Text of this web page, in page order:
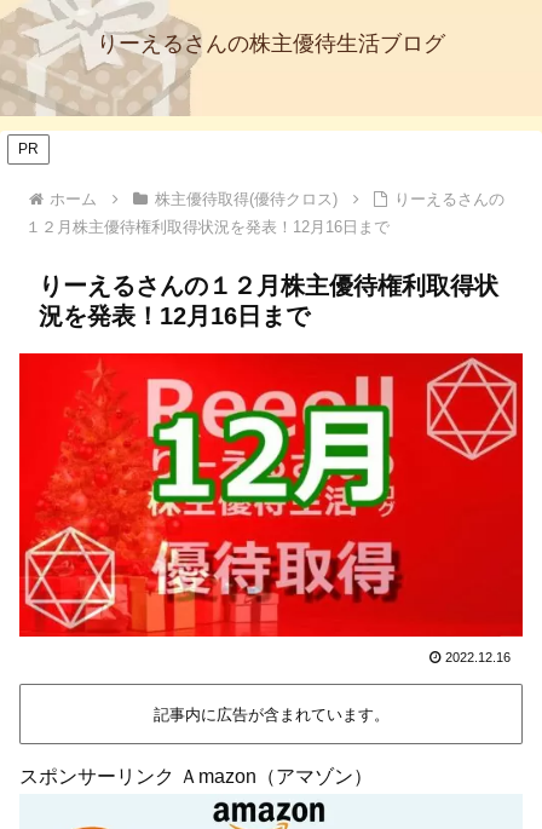
りーえるさんの株主優待生活ブログ
PR
ホーム 株主優待取得(優待クロス)
りーえるさんの
１２月株主優待権利取得状況を発表！12月16日まで
りーえるさんの１２月株主優待権利取得状
況を発表！12月16日まで
2022.12.16
記事内に広告が含まれています。
スポンサーリンク Ａmazon（アマゾン）